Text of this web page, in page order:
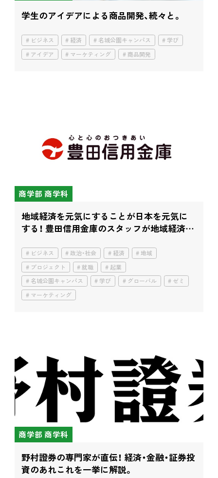
学生のアイデアによる商品開発、続々と。
ビジネス 経済 名城公園キャンパス
学び
アイデア
マーケティング 商品開発
商学部 商学科
地域経済を元気にすることが日本を元気に
する！ 豊田信用金庫のスタッフが地域経済の
ビジネス 政治・社会 経済
地域
プロジェクト
就職
起業
名城公園キャンパス
学び グローバル
ゼミ
マーケティング
商学部 商学科
野村證券の専門家が直伝！ 経済・金融・証券投
資のあれこれを一挙に解説。